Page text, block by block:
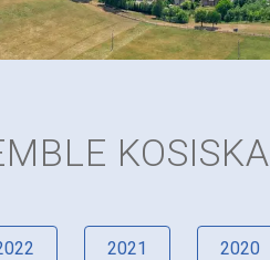
KOSISKA
2021 2020